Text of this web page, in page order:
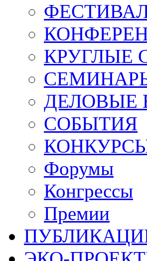
КРУГЛЫЕ
ДЕЛОВЫЕ
СОБЫТИЯ
Форумы
Конгрессы
Премии